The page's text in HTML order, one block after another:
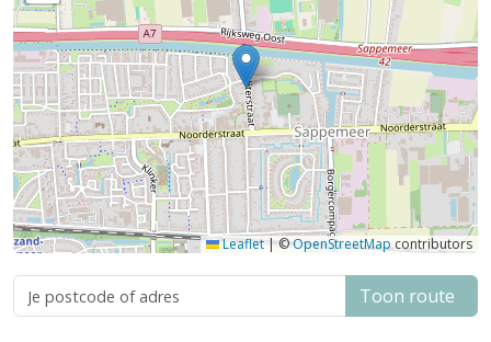
Leaflet|©OpenStreetMapcontributors
Toon route